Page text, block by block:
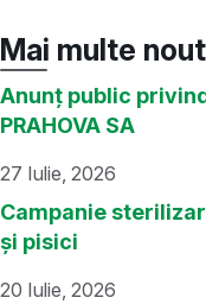
Mai multe
Anunț public
PRAHOVA SA
27 Iulie, 2026
Campanie
și pisici
20 Iulie, 2026